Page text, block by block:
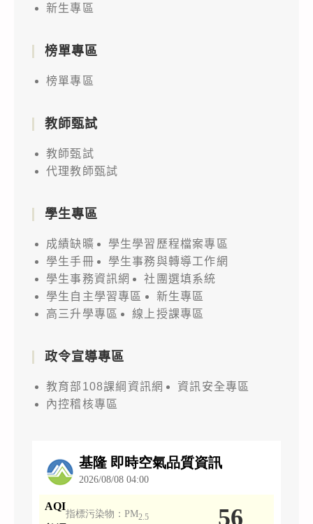
新生專區
榜單專區
榜單專區
教師甄試
教師甄試
代理教師甄試
學生專區
成績缺曠
學生學習歷程檔案專區
學生手冊
學生事務與轉導工作網
學生事務資訊網
社團選填系統
學生自主學習專區
新生專區
高三升學專區
線上授課專區
政令宣導專區
教育部108課綱資訊網
資訊安全專區
內控稽核專區